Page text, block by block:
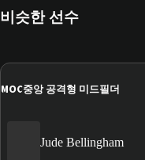
비슷한 선수
MOC중앙 공격형 미드필더
Jude Bellingham